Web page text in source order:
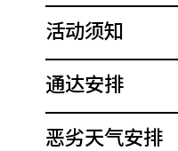
活动须知
通达安排
恶劣天气安排